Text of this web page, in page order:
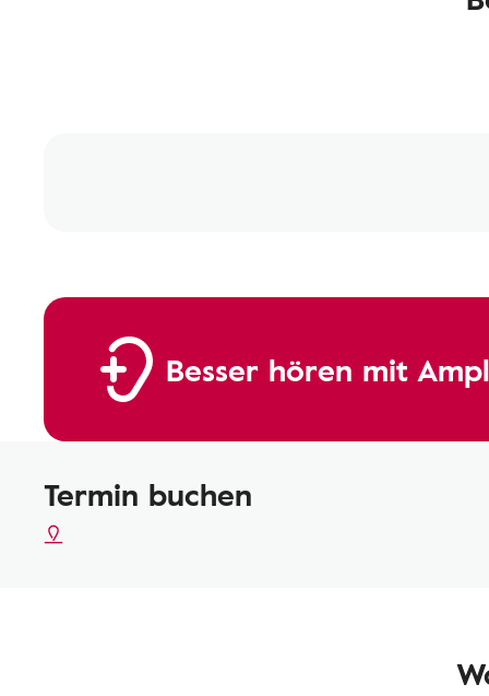
Besser hören mit
Termin buchen